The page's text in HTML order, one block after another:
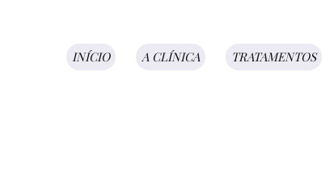
INÍCIO A CLÍNICA TRATAMENTOS